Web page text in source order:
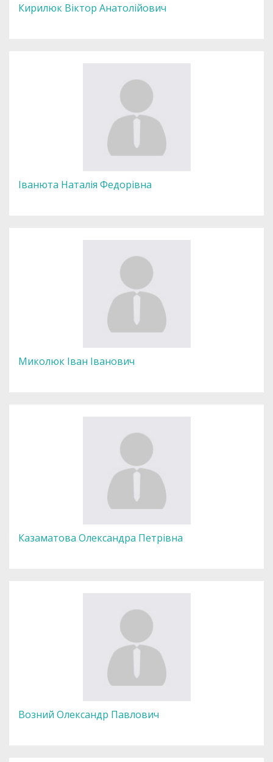
Кирилюк Віктор Анатолійович
Іванюта Наталія Федорівна
Миколюк Іван Іванович
Казаматова Олександра Петрівна
Возний Олександр Павлович